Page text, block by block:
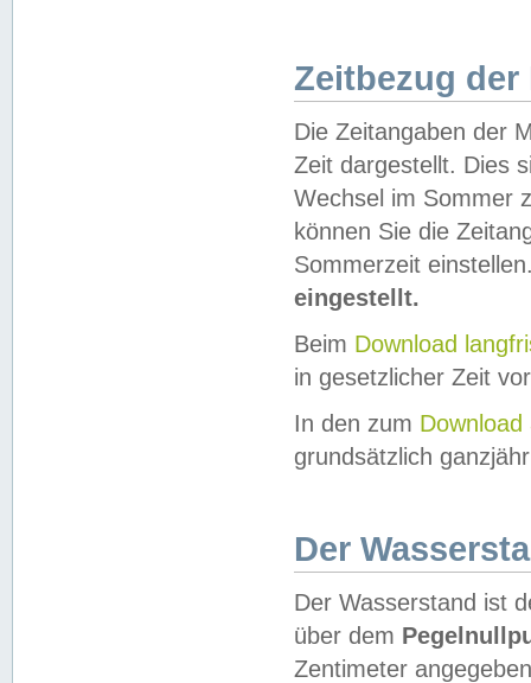
Zeitbezug der
Die Zeitangaben der
Zeit dargestellt. Dies
Wechsel im Sommer
können Sie die
Sommerzeit
eingestellt.
Beim Download
in gesetzlicher Zeit
In den zum Download
grundsätzlich
Der
Der Wasserstand ist
über dem
Zentimeter